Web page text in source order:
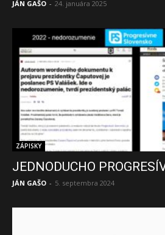
JÁN GAŠO - 24. januára 2025
ZÁPISKY
JEDNODUCHO
JÁN GAŠO - 5. septembra 2024